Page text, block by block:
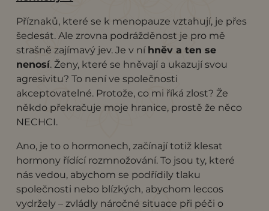
Příznaků, které se k menopauze vztahují, je přes
šedesát. Ale zrovna podrážděnost je pro mě
strašně zajímavý jev. Je v ní hněv a ten se
nenosí. Ženy, které se hněvají a ukazují svou
agresivitu? To není ve společnosti
akceptovatelné. Protože, co mi říká zlost? Že
někdo překračuje moje hranice, prostě že něco
NECHCI.
Ano, je to o hormonech, začínají totiž klesat
hormony řídící rozmnožování. To jsou ty, které
nás vedou, abychom se podřídily tlaku
společnosti nebo blízkých, abychom leccos
vydržely – zvládly náročné situace při péči o